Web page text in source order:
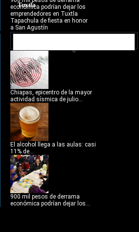
Tuxtla
económica podrían dejar los
emprendedores en Tuxtla
Tapachula de fiesta en honor
a San Agustín
Chiapas, epicentro de la mayor
actividad sísmica de julio...
El alcohol llega a las aulas: casi
11% de...
900 mil pesos de derrama
económica podrían dejar los...